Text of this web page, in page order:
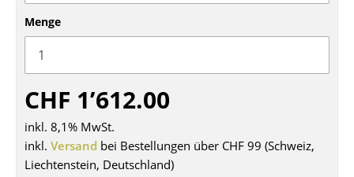
Bürosessel
Einzelteile
... alle Sitzmöbel
Tische
Esstische
Menge
CHF 1’612.00
inkl. 8,1% MwSt.
inkl. Versand bei Bestellungen über CHF 99 (Schweiz,
Liechtenstein, Deutschland)